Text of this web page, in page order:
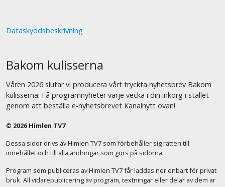
Dataskyddsbeskrivning
Bakom kulisserna
Våren 2026 slutar vi producera vårt tryckta nyhetsbrev Bakom
kulisserna. Få programnyheter varje vecka i din inkorg i stället
genom att beställa e-nyhetsbrevet Kanalnytt ovan!
© 2026 Himlen TV7
Dessa sidor drivs av Himlen TV7 som förbehåller sig rätten till
innehållet och till alla ändringar som görs på sidorna.
Program som publiceras av Himlen TV7 får laddas ner enbart för privat
bruk. All vidarepublicering av program, textningar eller delar av dem är